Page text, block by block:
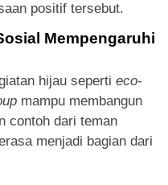
positif tersebut.
Mempengaruhi
hijau seperti eco-
mampu membangun
contoh dari teman
menjadi bagian dari